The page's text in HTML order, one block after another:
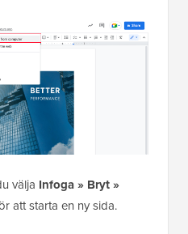
välja Infoga » Bryt »
att starta en ny sida.